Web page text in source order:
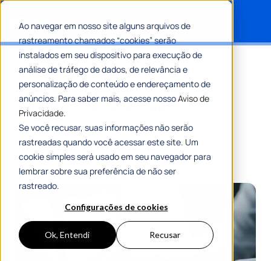
Ao navegar em nosso site alguns arquivos de
rastreamento chamados “cookies” serão
instalados em seu dispositivo para execução de
análise de tráfego de dados, de relevância e
personalização de conteúdo e endereçamento de
anúncios. Para saber mais, acesse nossoAviso de
Privacidade.
Se você recusar, suas informações não serão
rastreadas quando você acessar este site. Um
cookie simples será usado em seu navegador para
lembrar sobre sua preferência de não ser
rastreado.
Configurações de cookies
Ok, Entendi Recusar
O que é um documento
arquivístico e qual a sua
importância para a gestão
pública?
Equipe Editorial 1Doc
04 Agosto 2023
8 Min De Leitura